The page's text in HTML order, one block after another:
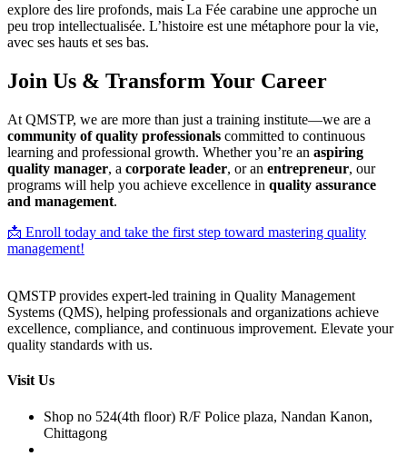
explore des lire profonds, mais La Fée carabine une approche un
peu trop intellectualisée. L’histoire est une métaphore pour la vie,
avec ses hauts et ses bas.
Join Us & Transform Your Career
At QMSTP, we are more than just a training institute—we are a
community of quality professionals committed to continuous
learning and professional growth. Whether you’re an aspiring
quality manager, a corporate leader, or an entrepreneur, our
programs will help you achieve excellence in quality assurance
and management.
📩 Enroll today and take the first step toward mastering quality
management!
QMSTP provides expert-led training in Quality Management
Systems (QMS), helping professionals and organizations achieve
excellence, compliance, and continuous improvement. Elevate your
quality standards with us.
Visit Us
Shop no 524(4th floor) R/F Police plaza, Nandan Kanon,
Chittagong